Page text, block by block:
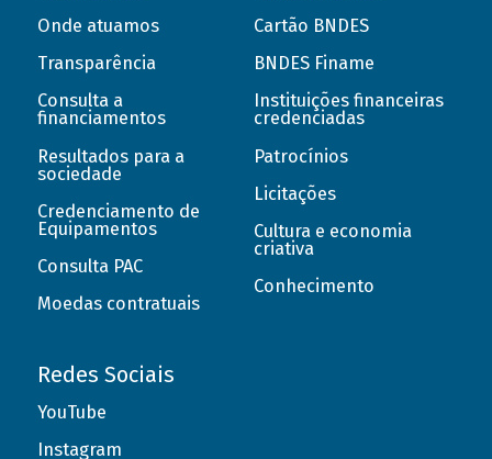
Onde atuamos
Transparência
Consulta a
financiamentos
Resultados para a
sociedade
Credenciamento de
Equipamentos
Consulta PAC
Moedas contratuais
Cartão BNDES
BNDES Finame
Instituições financeiras
credenciadas
Patrocínios
Licitações
Cultura e economia
criativa
Conhecimento
Redes Sociais
YouTube
Instagram